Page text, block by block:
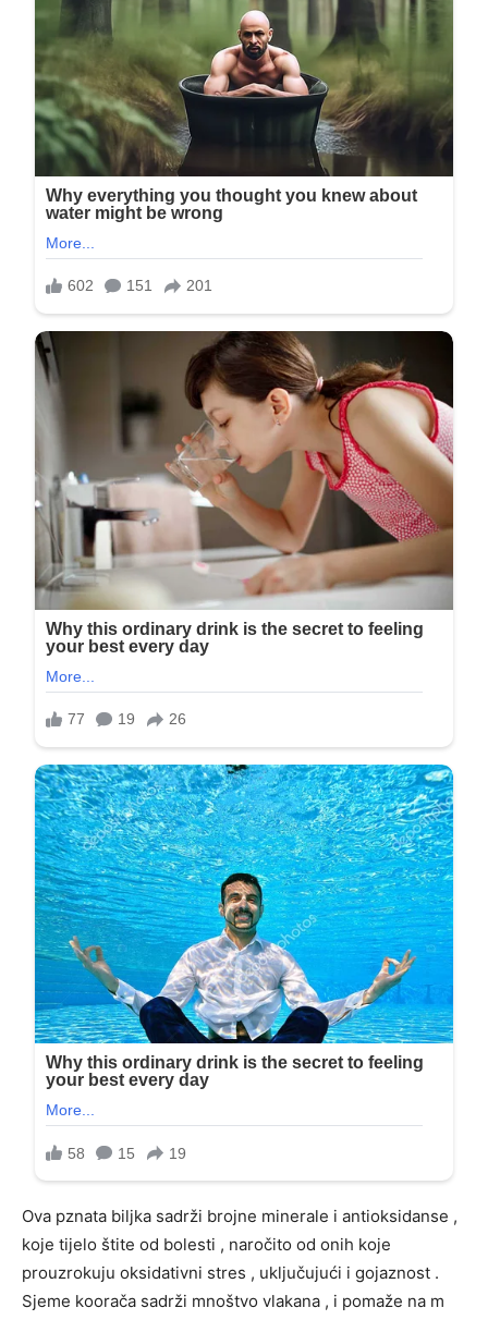
Ova pznata biljka sadrži brojne minerale i antioksidanse ,
koje tijelo štite od bolesti , naročito od onih koje
prouzrokuju oksidativni stres , uključujući i gojaznost .
Sjeme koorača sadrži mnoštvo vlakana , i pomaže na m